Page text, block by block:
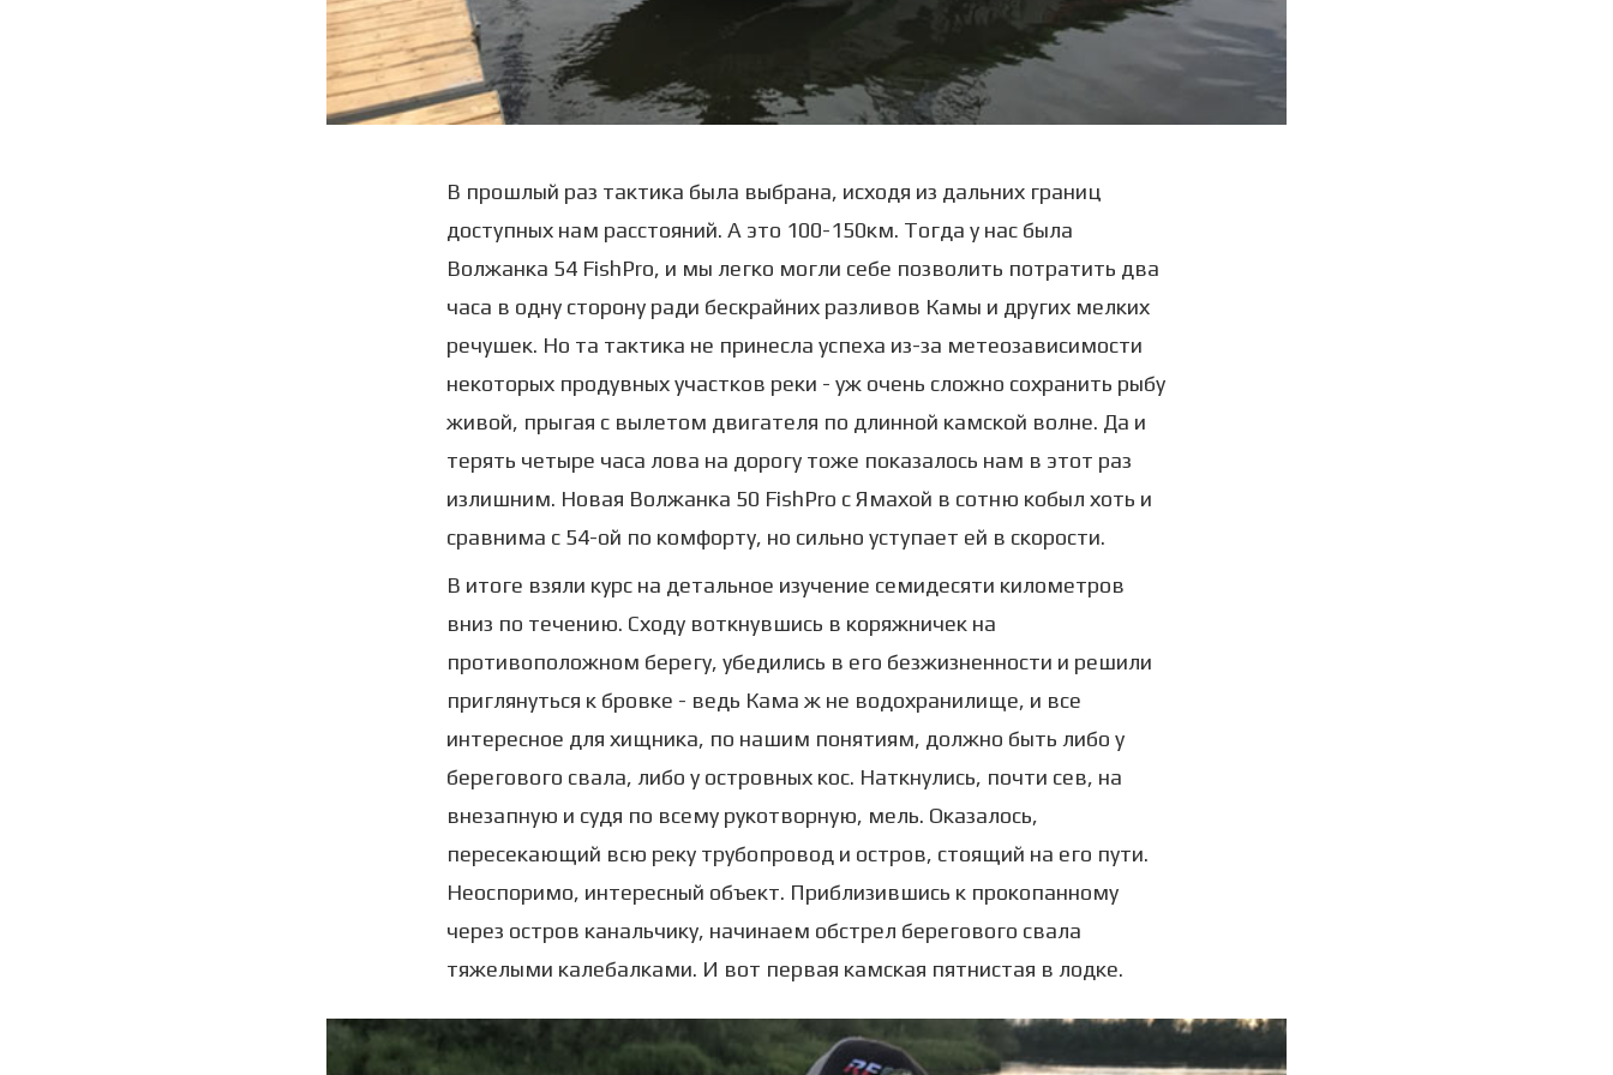
В прошлый раз тактика была выбрана, исходя из дальних границ
доступных нам расстояний. А это 100-150км. Тогда у нас была
Волжанка 54 FishPro, и мы легко могли себе позволить потратить два
часа в одну сторону ради бескрайних разливов Камы и других мелких
речушек. Но та тактика не принесла успеха из-за метеозависимости
некоторых продувных участков реки - уж очень сложно сохранить рыбу
живой, прыгая с вылетом двигателя по длинной камской волне. Да и
терять четыре часа лова на дорогу тоже показалось нам в этот раз
излишним. Новая Волжанка 50 FishPro с Ямахой в сотню кобыл хоть и
сравнима с 54-ой по комфорту, но сильно уступает ей в скорости.
В итоге взяли курс на детальное изучение семидесяти километров
вниз по течению. Сходу воткнувшись в коряжничек на
противоположном берегу, убедились в его безжизненности и решили
приглянуться к бровке - ведь Кама ж не водохранилище, и все
интересное для хищника, по нашим понятиям, должно быть либо у
берегового свала, либо у островных кос. Наткнулись, почти сев, на
внезапную и судя по всему рукотворную, мель. Оказалось,
пересекающий всю реку трубопровод и остров, стоящий на его пути.
Неоспоримо, интересный объект. Приблизившись к прокопанному
через остров канальчику, начинаем обстрел берегового свала
тяжелыми калебалками. И вот первая камская пятнистая в лодке.